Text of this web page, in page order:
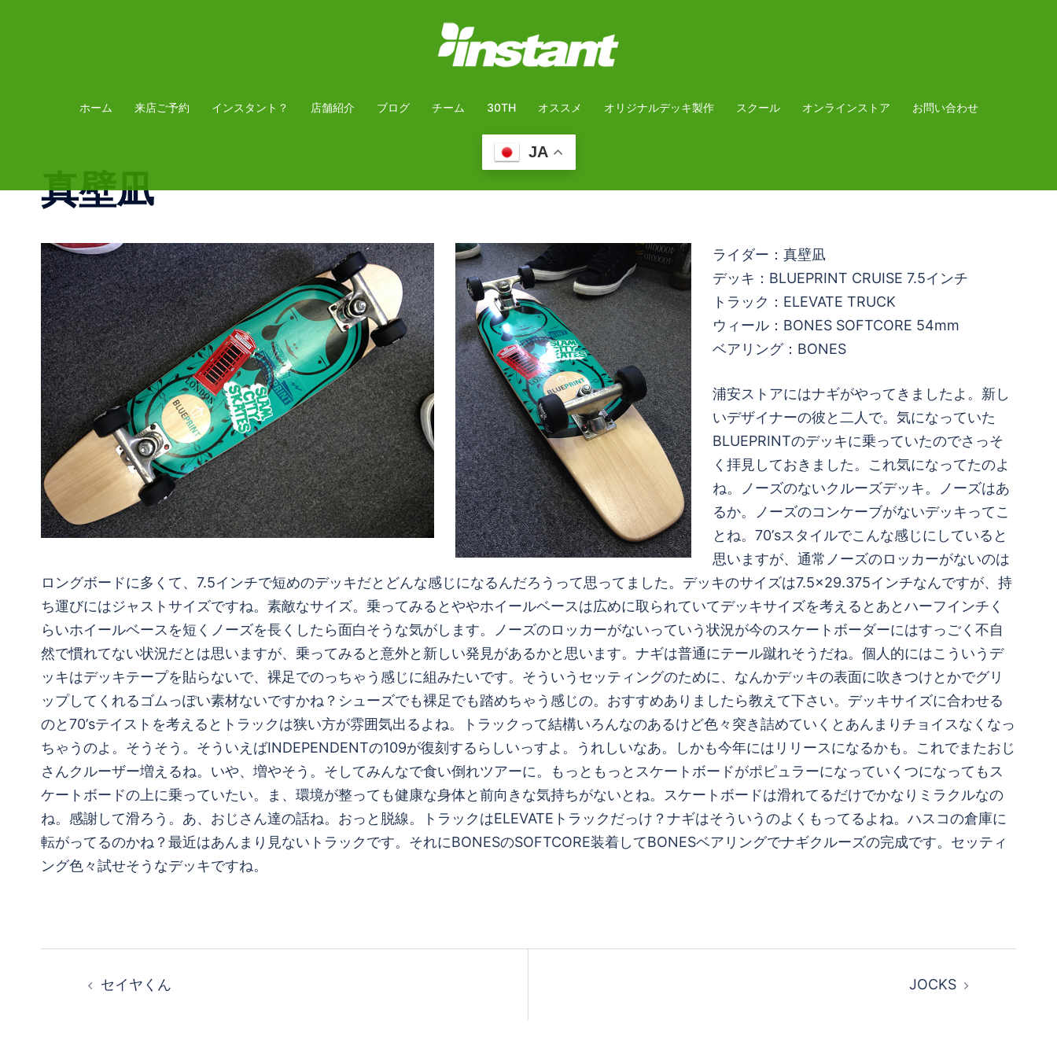
ホーム 来店ご予約 インスタント？ 店舗紹介 ブログ チーム 30TH オススメ オリジナルデッキ製作 スクール オンラインストア お問い合わせ
JA
真壁凪
ライダー：真壁凪
デッキ：BLUEPRINT CRUISE 7.5インチ
トラック：ELEVATE TRUCK
ウィール：BONES SOFTCORE 54mm
ベアリング：BONES
浦安ストアにはナギがやってきましたよ。新し
いデザイナーの彼と二人で。気になっていた
BLUEPRINTのデッキに乗っていたのでさっそ
く拝見しておきました。これ気になってたのよ
ね。ノーズのないクルーズデッキ。ノーズはあ
るか。ノーズのコンケーブがないデッキってこ
とね。70’sスタイルでこんな感じにしていると
思いますが、通常ノーズのロッカーがないのは
ロングボードに多くて、7.5インチで短めのデッキだとどんな感じになるんだろうって思ってました。デッキのサイズは7.5×29.375インチなんですが、持
ち運びにはジャストサイズですね。素敵なサイズ。乗ってみるとややホイールベースは広めに取られていてデッキサイズを考えるとあとハーフインチく
らいホイールベースを短くノーズを長くしたら面白そうな気がします。ノーズのロッカーがないっていう状況が今のスケートボーダーにはすっごく不自
然で慣れてない状況だとは思いますが、乗ってみると意外と新しい発見があるかと思います。ナギは普通にテール蹴れそうだね。個人的にはこういうデ
ッキはデッキテープを貼らないで、裸足でのっちゃう感じに組みたいです。そういうセッティングのために、なんかデッキの表面に吹きつけとかでグリ
ップしてくれるゴムっぽい素材ないですかね？シューズでも裸足でも踏めちゃう感じの。おすすめありましたら教えて下さい。デッキサイズに合わせる
のと70’sテイストを考えるとトラックは狭い方が雰囲気出るよね。トラックって結構いろんなのあるけど色々突き詰めていくとあんまりチョイスなくなっ
ちゃうのよ。そうそう。そういえばINDEPENDENTの109が復刻するらしいっすよ。うれしいなあ。しかも今年にはリリースになるかも。これでまたおじ
さんクルーザー増えるね。いや、増やそう。そしてみんなで食い倒れツアーに。もっともっとスケートボードがポピュラーになっていくつになってもス
ケートボードの上に乗っていたい。ま、環境が整っても健康な身体と前向きな気持ちがないとね。スケートボードは滑れてるだけでかなりミラクルなの
ね。感謝して滑ろう。あ、おじさん達の話ね。おっと脱線。トラックはELEVATEトラックだっけ？ナギはそういうのよくもってるよね。ハスコの倉庫に
転がってるのかね？最近はあんまり見ないトラックです。それにBONESのSOFTCORE装着してBONESベアリングでナギクルーズの完成です。セッティ
ング色々試せそうなデッキですね。
セイヤくん JOCKS